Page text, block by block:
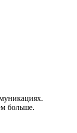
больше.